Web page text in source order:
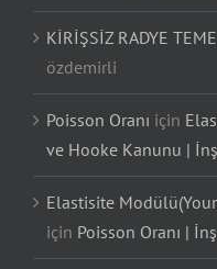
KİRİŞSİZ RADYE
özdemirli
Poisson Oranı için
ve Hooke Kanunu |
Elastisite
için Poisson Oranı |